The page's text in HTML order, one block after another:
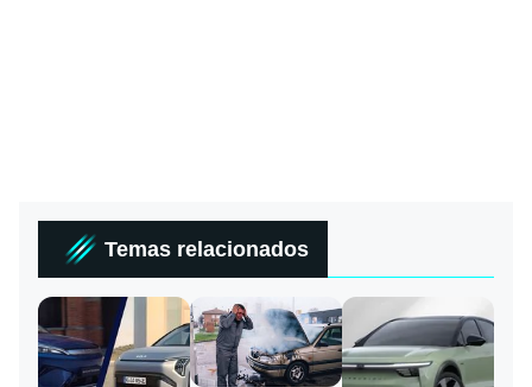
Temas relacionados